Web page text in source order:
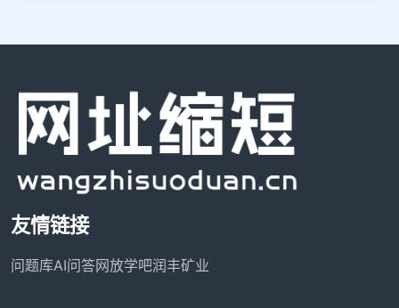
友情链接
问题库AI问答网放学吧润丰矿业